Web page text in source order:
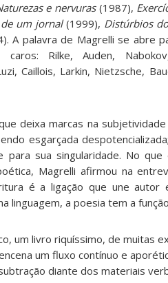
e nervuras (1987),
de um jornal(1999), Distúrbios
A palavra de Magrelli se abre
Rilke, Auden,
Caillois, Larkin, Nietzsche,
deixa marcas na
esgarçada
para sua singularidade. No
Magrelli afirmou na
é a ligação que une
linguagem, a poesia tem a
um livro riquíssimo, de muitas
um fluxo contínuo e
diante dos materiais